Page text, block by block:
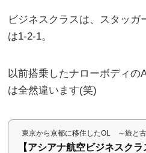
ビジネスクラスは、スタッガ
は1-2-1。
以前搭乗したナローボディの
は全然違います(笑)
東京から京都に移住したOL ～旅と
【アシアナ航空ビジネスク